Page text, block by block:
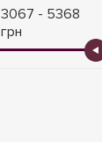
3067 - 5368
грн